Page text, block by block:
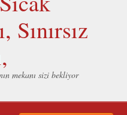
Sınırsız
mekanı sizi bekliyor